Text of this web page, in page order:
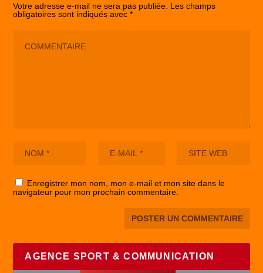
Votre adresse e-mail ne sera pas publiée. Les champs
obligatoires sont indiqués avec*
Enregistrer mon nom, mon e-mail et mon site dans le
navigateur pour mon prochain commentaire.
AGENCE SPORT & COMMUNICATION